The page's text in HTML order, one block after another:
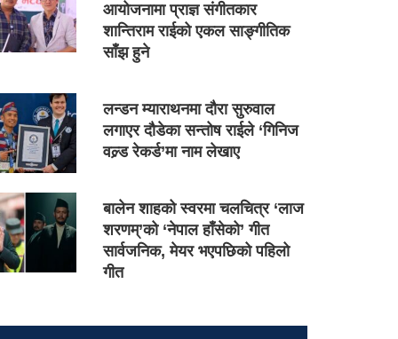
आयोजनामा प्राज्ञ संगीतकार
शान्तिराम राईको एकल साङ्गीतिक
साँझ हुने
लन्डन म्याराथनमा दौरा सुरुवाल
लगाएर दौडेका सन्तोष राईले ‘गिनिज
वल्र्ड रेकर्ड’मा नाम लेखाए
बालेन शाहको स्वरमा चलचित्र ‘लाज
शरणम्’को ‘नेपाल हाँसेको’ गीत
सार्वजनिक, मेयर भएपछिको पहिलो
गीत